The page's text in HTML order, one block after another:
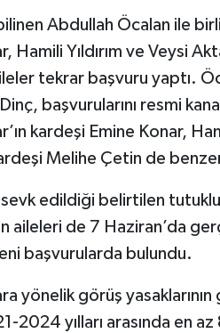
Abdullah Öcalan ile
Yıldırım ve Veysi
tekrar başvuru yaptı.
başvurularını resmi
kardeşi Emine Konar,
kardeşi Melihe Çetin de
sevk edildiği belirtilen
aileleri de 7 Haziran’da
başvurularda bulundu.
yönelik görüş
2024 yılları arasında en az